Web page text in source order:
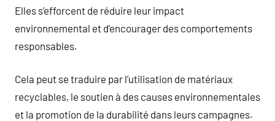
Elles s’efforcent de réduire leur impact
environnemental et d’encourager des comportements
responsables.
Cela peut se traduire par l’utilisation de matériaux
recyclables, le soutien à des causes environnementales
et la promotion de la durabilité dans leurs campagnes.